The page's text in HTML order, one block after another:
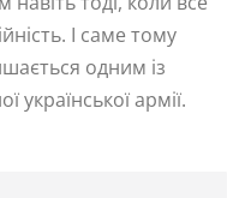
І саме тому
одним із
української армії.